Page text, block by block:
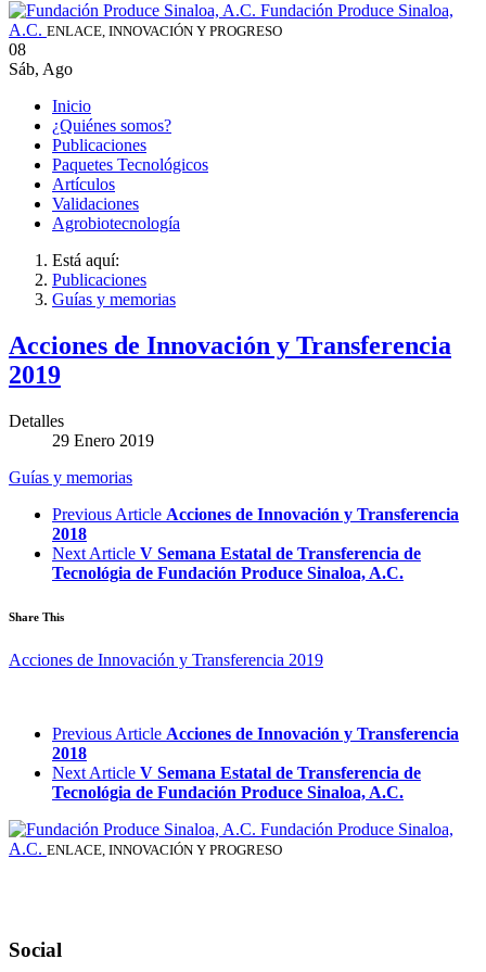
Fundación Produce Sinaloa,
A.C. ENLACE, INNOVACIÓN Y PROGRESO
08
Sáb, Ago
Inicio
¿Quiénes somos?
Publicaciones
Paquetes Tecnológicos
Artículos
Validaciones
Agrobiotecnología
Está aquí:
Publicaciones
Guías y memorias
Acciones de Innovación y Transferencia
2019
Detalles
29 Enero 2019
Guías y memorias
Previous Article Acciones de Innovación y Transferencia
2018
Next Article V Semana Estatal de Transferencia de
Tecnológia de Fundación Produce Sinaloa, A.C.
Share This
Acciones de Innovación y Transferencia 2019
Previous Article Acciones de Innovación y Transferencia
2018
Next Article V Semana Estatal de Transferencia de
Tecnológia de Fundación Produce Sinaloa, A.C.
Fundación Produce Sinaloa,
A.C. ENLACE, INNOVACIÓN Y PROGRESO
Social